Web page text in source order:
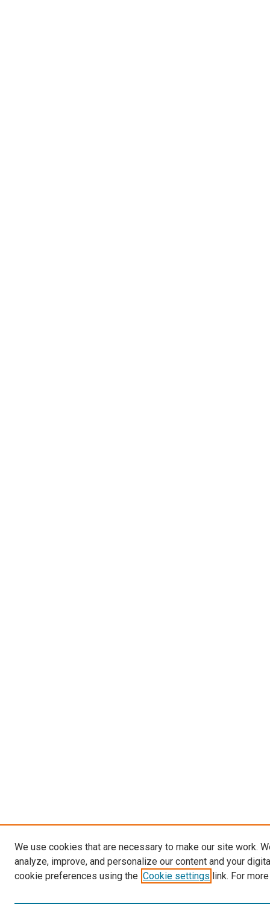
We use cookies that are necessary to make our site work.
analyze, improve, and personalize our content and your
cookie preferences using the Cookie settings link. For